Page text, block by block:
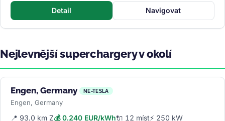
Detail
Navigovat
Nejlevnější superchargery v okolí
Engen, Germany NE-TESLA
Engen, Germany
📍 93.0 km Z💰 0.240 EUR/kWh🔌 12 míst⚡ 250 kW